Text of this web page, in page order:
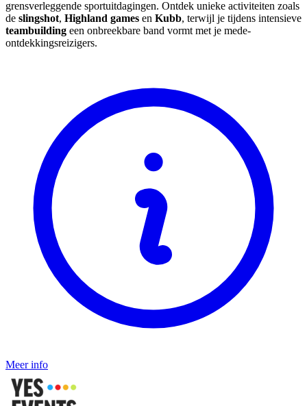
grensverleggende sportuitdagingen. Ontdek unieke activiteiten zoals
de slingshot, Highland games en Kubb, terwijl je tijdens intensieve
teambuilding een onbreekbare band vormt met je mede-
ontdekkingsreizigers.
Meer info